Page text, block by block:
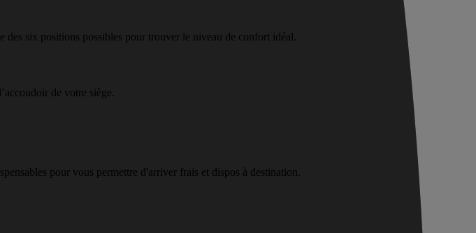
des six positions possibles pour trouver le niveau de confort idéal.
de votre siège.
pour vous permettre d'arriver frais et dispos à destination.